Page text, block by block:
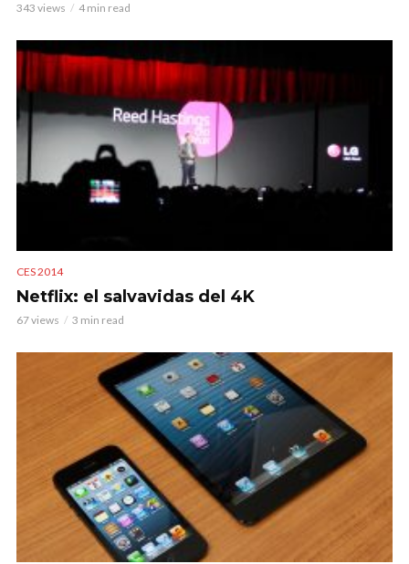
343 views 4 min read
CES 2014
Netflix: el salvavidas del 4K
67 views 3 min read